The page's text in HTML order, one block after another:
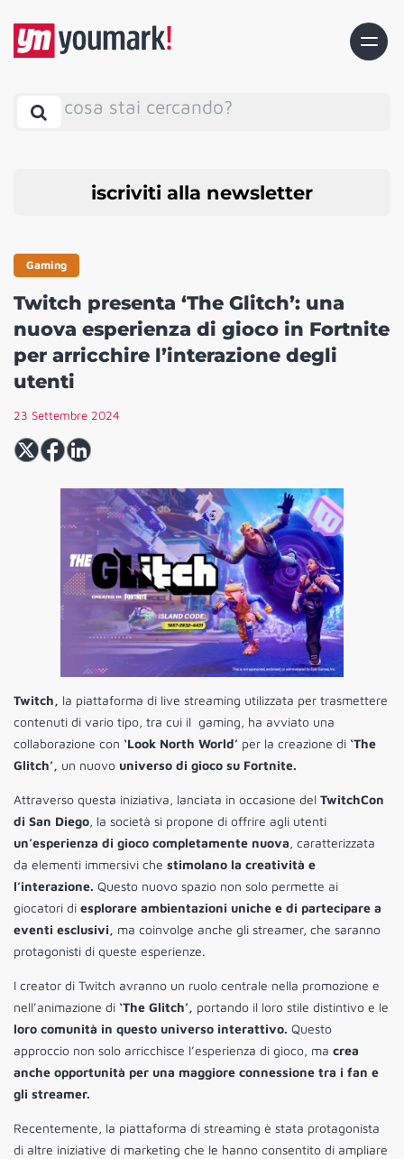
cosa stai cercando?
iscriviti alla newsletter
Gaming
Twitch presenta ‘The Glitch’: una
nuova esperienza di gioco in Fortnite
per arricchire l’interazione degli
utenti
23 Settembre 2024
Twitch, la piattaforma di live streaming utilizzata per trasmettere
contenuti di vario tipo, tra cui il gaming, ha avviato una
collaborazione con ‘Look North World’ per la creazione di ‘The
Glitch’, un nuovo universo di gioco su Fortnite.
Attraverso questa iniziativa, lanciata in occasione del TwitchCon
di San Diego, la società si propone di offrire agli utenti
un’esperienza di gioco completamente nuova, caratterizzata
da elementi immersivi che stimolano la creatività e
l’interazione. Questo nuovo spazio non solo permette ai
giocatori di esplorare ambientazioni uniche e di partecipare a
eventi esclusivi, ma coinvolge anche gli streamer, che saranno
protagonisti di queste esperienze.
I creator di Twitch avranno un ruolo centrale nella promozione e
nell’animazione di ‘The Glitch’, portando il loro stile distintivo e le
loro comunità in questo universo interattivo. Questo
approccio non solo arricchisce l’esperienza di gioco, ma crea
anche opportunità per una maggiore connessione tra i fan e
gli streamer.
Recentemente, la piattaforma di streaming è stata protagonista
di altre iniziative di marketing che le hanno consentito di ampliare